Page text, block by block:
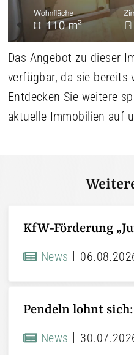
Das Angebot zu dieser
verfügbar, da sie bereits
Entdecken Sie weitere
aktuelle Immobilien auf
News
News